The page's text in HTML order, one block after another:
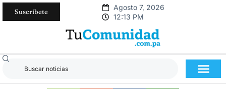
Suscríbete
Agosto 7, 2026
12:13 PM